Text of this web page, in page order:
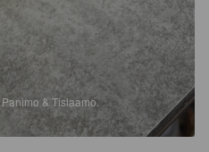
& Tislaamo.